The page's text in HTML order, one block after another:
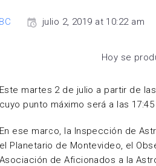
julio 2, 2019 at 10:22 am
Este martes 2 de julio a partir de
cuyo punto máximo será a las
En ese marco, la Inspección de
el Planetario de Montevideo, el
Asociación de Aficionados a la